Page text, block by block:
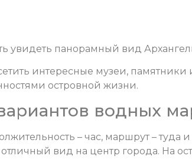
увидеть панорамный вид
интересные музеи, памятники
островной жизни.
водных
– час, маршрут – туда
отличный вид на центр города. На